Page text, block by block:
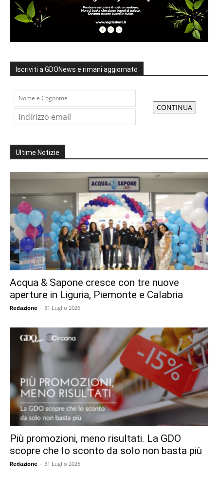
Iscriviti a GDONews e rimani aggiornato
Ultime Notizie
Acqua & Sapone cresce con tre nuove
aperture in Liguria, Piemonte e Calabria
Redazione - 31 Luglio 2026
Più promozioni, meno risultati. La GDO
scopre che lo sconto da solo non basta più
Redazione - 31 Luglio 2026